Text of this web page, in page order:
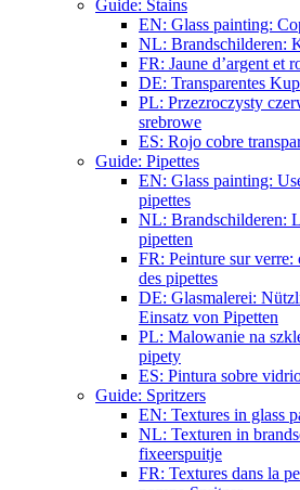
Guide: Stains
EN: Glass painting:
NL: Brandschilderen:
FR: Jaune d’argent et
DE: Transparentes
PL: Przezroczysty
srebrowe
ES: Rojo cobre
Guide: Pipettes
EN: Glass painting:
pipettes
NL: Brandschilderen:
pipetten
FR: Peinture sur verre:
des pipettes
DE: Glasmalerei:
Einsatz von Pipetten
PL: Malowanie na
pipety
ES: Pintura sobre
Guide: Spritzers
EN: Textures in glass
NL: Texturen in
fixeerspuitje
FR: Textures dans la